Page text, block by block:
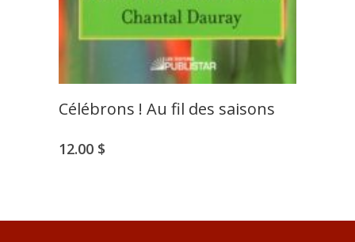
Célébrons ! Au fil des saisons
12.00 $